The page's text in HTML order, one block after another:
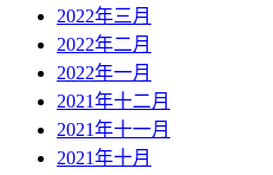
2022年三月
2022年二月
2022年一月
2021年十二月
2021年十一月
2021年十月